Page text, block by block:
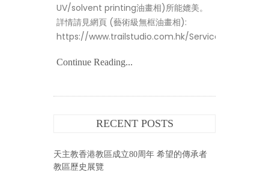
UV/solvent printing油畫相)所能媲美。
詳情請見網頁 (藝術級無框油畫相):
https://www.trailstudio.com.hk/Services/Output/
Continue Reading...
RECENT POSTS
天主教香港教區成立80周年 希望的傳承者
教區歷史展覽